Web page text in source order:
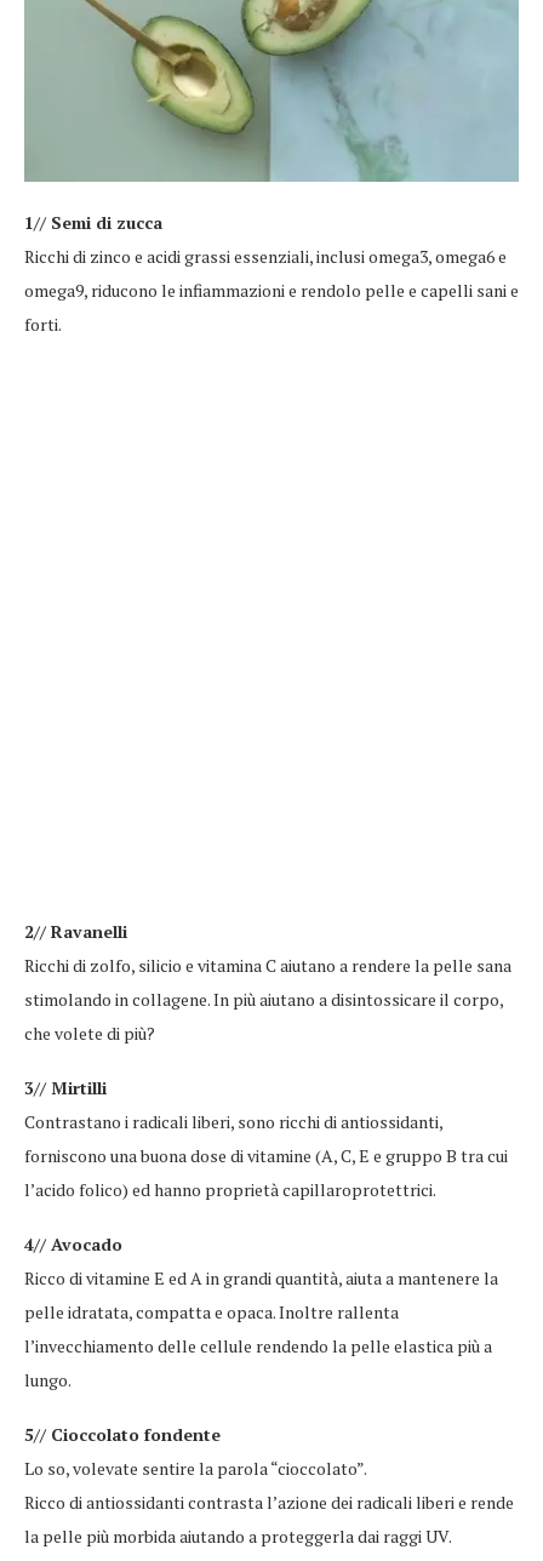
1// Semi di zucca
Ricchi di zinco e acidi grassi essenziali, inclusi omega3, omega6 e
omega9, riducono le infiammazioni e rendolo pelle e capelli sani e
forti.
2// Ravanelli
Ricchi di zolfo, silicio e vitamina C aiutano a rendere la pelle sana
stimolando in collagene. In più aiutano a disintossicare il corpo,
che volete di più?
3// Mirtilli
Contrastano i radicali liberi, sono ricchi di antiossidanti,
forniscono una buona dose di vitamine (A, C, E e gruppo B tra cui
l’acido folico) ed hanno proprietà capillaroprotettrici.
4// Avocado
Ricco di vitamine E ed A in grandi quantità, aiuta a mantenere la
pelle idratata, compatta e opaca. Inoltre rallenta
l’invecchiamento delle cellule rendendo la pelle elastica più a
lungo.
5// Cioccolato fondente
Lo so, volevate sentire la parola “cioccolato”.
Ricco di antiossidanti contrasta l’azione dei radicali liberi e rende
la pelle più morbida aiutando a proteggerla dai raggi UV.